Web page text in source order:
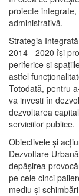
proiecte
administrativă.
Strategia
2014 - 2020 își
periferice şi
astfel
Totodată, pentru
va investi în
dezvoltarea
serviciilor publice.
Obiectivele şi
Dezvoltare
depășirea
pe cele cinci
mediu şi